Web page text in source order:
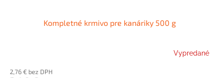
Kompletné krmivo pre kanáriky 500 g
Vypredané
2,76 € bez DPH